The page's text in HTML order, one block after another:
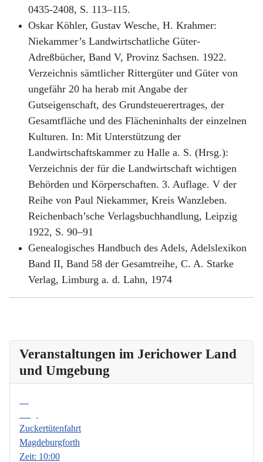
Veranstaltungen im Jerichower Land
und Umgebung
Zuckertütenfahrt
Magdeburgforth
Zeit: 10:00
0435-2408, S. 113–115.
Oskar Köhler, Gustav Wesche, H. Krahmer:
Niekammer’s Landwirtschatliche Güter-
Adreßbücher, Band V, Provinz Sachsen. 1922.
Verzeichnis sämtlicher Rittergüter und Güter von
ungefähr 20 ha herab mit Angabe der
Gutseigenschaft, des Grundsteuerertrages, der
Gesamtfläche und des Flächeninhalts der einzelnen
Kulturen. In: Mit Unterstützung der
Landwirtschaftskammer zu Halle a. S. (Hrsg.):
Verzeichnis der für die Landwirtschaft wichtigen
Behörden und Körperschaften. 3. Auflage. V der
Reihe von Paul Niekammer, Kreis Wanzleben.
Reichenbach’sche Verlagsbuchhandlung, Leipzig
1922, S. 90–91
Genealogisches Handbuch des Adels, Adelslexikon
Band II, Band 58 der Gesamtreihe, C. A. Starke
Verlag, Limburg a. d. Lahn, 1974